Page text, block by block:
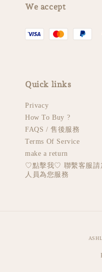
We accept
Quick links
Privacy
How To Buy ?
FAQS / 售後服務
Terms Of Service
make a return
♡︎點擊我♡︎ 聯繫客服請
人員為您服務